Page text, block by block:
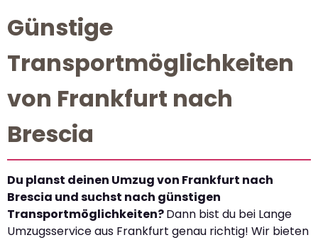
Günstige
Transportmöglichkeiten
von Frankfurt nach
Brescia
Du planst deinen Umzug von Frankfurt nach
Brescia und suchst nach günstigen
Transportmöglichkeiten?Dann bist du bei Lange
Umzugsservice aus Frankfurt genau richtig! Wir bieten